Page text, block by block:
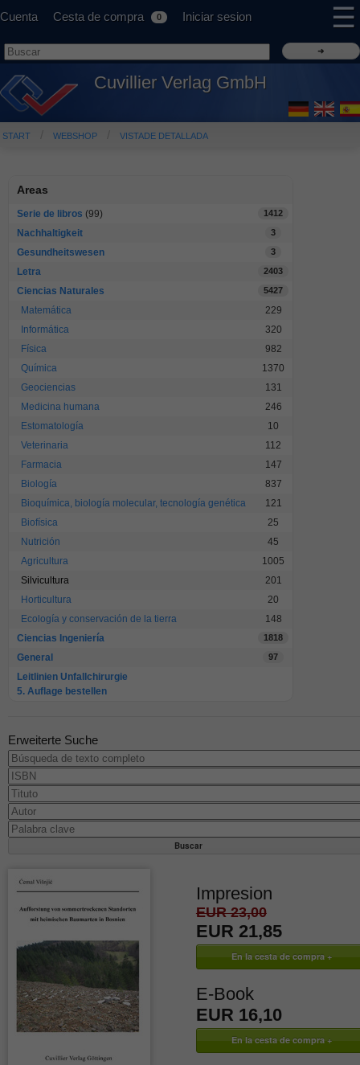
Cuenta Cesta de compra 0 Iniciar sesion ☰
Cuvillier Verlag GmbH
START WEBSHOP VISTADE DETALLADA
Areas
Serie de libros (99) 1412
Nachhaltigkeit 3
Gesundheitswesen 3
Letra 2403
Ciencias Naturales 5427
Matemática
229
Informática
320
Física
982
Química
1370
Geociencias
131
Medicina humana
246
Estomatología
10
Veterinaria
112
Farmacia
147
Biología
837
Bioquímica, biología molecular, tecnología genética
121
Biofísica
25
Nutrición
45
Agricultura
1005
Silvicultura
201
Horticultura
20
Ecología y conservación de la tierra
148
Ciencias Ingeniería
1818
General 97
Leitlinien Unfallchirurgie
5. Auflage bestellen
Erweiterte Suche
Impresion
EUR 23,00
EUR 21,85
E-Book
EUR 16,10